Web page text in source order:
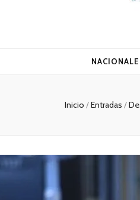
es
Inicio /Entradas /